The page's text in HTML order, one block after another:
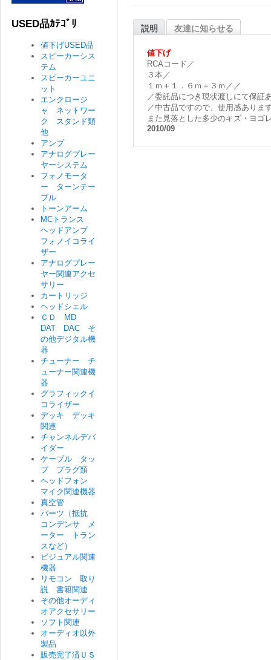
説明 友達に知らせる
値下げ
RCAコード／
３本／
１ｍ＋１．６ｍ＋３ｍ／／
／委託品につき現状渡しにて保証
／中古品ですので、使用感ありま
また見落とした多少のキズ・ヨゴ
2010/09
USED品ｶﾃｺﾞﾘ
値下げUSED品
スピーカーシス
テム
スピーカーユニ
ット
エンクロージ
ャ ネットワー
ク スタンド類
他
アンプ
アナログプレー
ヤーシステム
フォノモータ
ー ターンテー
ブル
トーンアーム
MCトランス
ヘッドアンプ
フォノイコライ
ザー
アナログプレー
ヤー関連アクセ
サリー
カートリッジ
ヘッドシェル
ＣＤ MD
DAT DAC そ
の他デジタル機
器
チューナー チ
ューナー関連機
器
グラフィックイ
コライザー
デッキ デッキ
関連
チャンネルデバ
イダー
ケーブル タッ
プ プラグ類
ヘッドフォン
マイク関連機器
真空管
パーツ（抵抗
コンデンサ メ
ーター トラン
スなど）
ビジュアル関連
機器
リモコン 取り
説 書籍関連
その他オーディ
オアクセサリー
ソフト関連
オーディオ以外
製品
販売完了済ＵＳ